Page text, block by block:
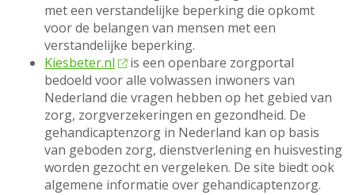
met een verstandelijke beperking die opkomt
voor de belangen van mensen met een
verstandelijke beperking.
Kiesbeter.nl
is een openbare zorgportal
bedoeld voor alle volwassen inwoners van
Nederland die vragen hebben op het gebied van
zorg, zorgverzekeringen en gezondheid. De
gehandicaptenzorg in Nederland kan op basis
van geboden zorg, dienstverlening en huisvesting
worden gezocht en vergeleken. De site biedt ook
algemene informatie over gehandicaptenzorg.